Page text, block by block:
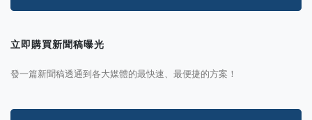
立即購買新聞稿曝光
發一篇新聞稿透通到各大媒體的最快速、最便捷的方案！